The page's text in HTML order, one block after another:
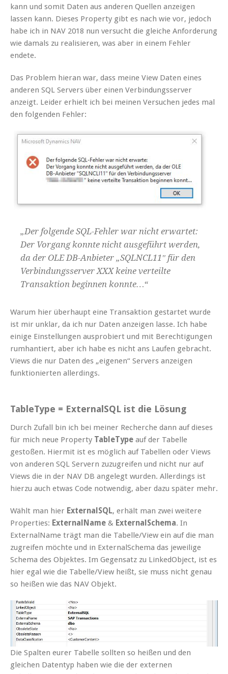
kann und somit Daten aus anderen Quellen anzeigen
lassen kann. Dieses Property gibt es nach wie vor, jedoch
habe ich in NAV 2018 nun versucht die gleiche Anforderung
wie damals zu realisieren, was aber in einem Fehler
endete.
Das Problem hieran war, dass meine View Daten eines
anderen SQL Servers über einen Verbindungsserver
anzeigt. Leider erhielt ich bei meinen Versuchen jedes mal
den folgenden Fehler:
„Der folgende SQL-Fehler war nicht erwartet:
Der Vorgang konnte nicht ausgeführt werden,
da der OLE DB-Anbieter „SQLNCL11″ für den
Verbindungsserver XXX keine verteilte
Transaktion beginnen konnte…“
Warum hier überhaupt eine Transaktion gestartet wurde
ist mir unklar, da ich nur Daten anzeigen lasse. Ich habe
einige Einstellungen ausprobiert und mit Berechtigungen
rumhantiert, aber ich habe es nicht ans Laufen gebracht.
Views die nur Daten des „eigenen“ Servers anzeigen
funktionierten allerdings.
TableType = ExternalSQL ist die Lösung
Durch Zufall bin ich bei meiner Recherche dann auf dieses
für mich neue Property TableType auf der Tabelle
gestoßen. Hiermit ist es möglich auf Tabellen oder Views
von anderen SQL Servern zuzugreifen und nicht nur auf
Views die in der NAV DB angelegt wurden. Allerdings ist
hierzu auch etwas Code notwendig, aber dazu später mehr.
Wählt man hier ExternalSQL, erhält man zwei weitere
Properties: ExternalName & ExternalSchema. In
ExternalName trägt man die Tabelle/View ein auf die man
zugreifen möchte und in ExternalSchema das jeweilige
Schema des Objektes. Im Gegensatz zu LinkedObject, ist es
hier egal wie die Tabelle/View heißt, sie muss nicht genau
so heißen wie das NAV Objekt.
Die Spalten eurer Tabelle sollten so heißen und den
gleichen Datentyp haben wie die der externen